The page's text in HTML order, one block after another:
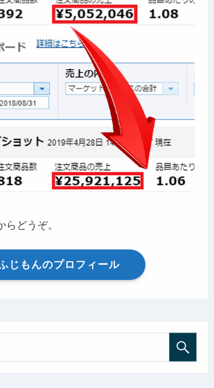
どうぞ。
じもんのプロフィール